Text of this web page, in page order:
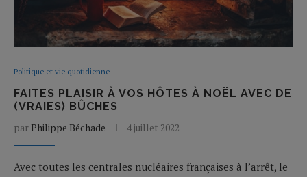
Politique et vie quotidienne
FAITES PLAISIR À VOS HÔTES À NOËL AVEC DE
(VRAIES) BÛCHES
par Philippe Béchade 4 juillet 2022
Avec toutes les centrales nucléaires françaises à l’arrêt, le